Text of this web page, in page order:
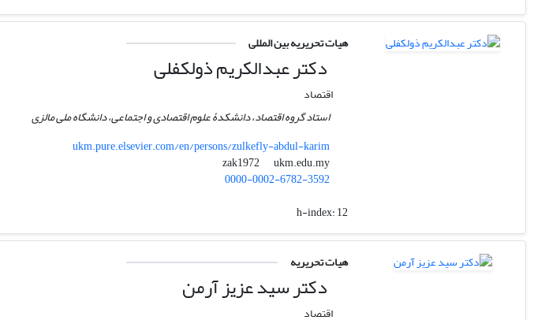
هیات تحریریه بین المللی
دکتر عبدالکریم ذولکفلی
اقتصاد
استاد گروه اقتصاد، دانشکدۀ علوم اقتصادی و اجتماعی، دانشگاه ملی مالزی
ukm.pure.elsevier.com/en/persons/zulkefly-abdul-karim
zak1972
ukm.edu.my
0000-0002-6782-3592
h-index:12
هیات تحریریه
دکتر سید عزیز آرمن
اقتصاد